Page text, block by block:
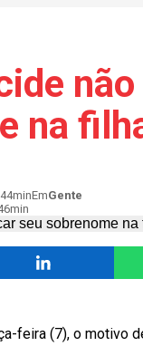
na
EmGente
feira (7), o motivo